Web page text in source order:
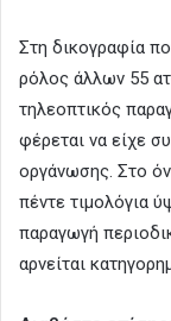
Στη δικογραφία
ρόλος άλλων 55
τηλεοπτικός
φέρεται να είχε
οργάνωσης. Στο
πέντε τιμολόγια
παραγωγή
αρνείται